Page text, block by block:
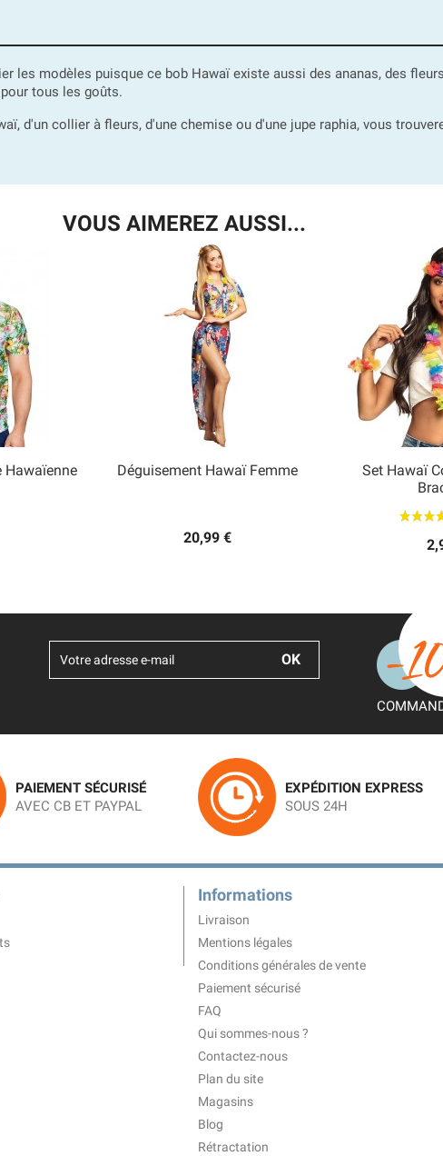
les modèles puisque ce bob Hawaï existe aussi des ananas, des
tous les goûts.
d'un collier à fleurs, d'une chemise ou d'une jupe raphia, vous
VOUS AIMEREZ AUSSI...
Hawaïenne
Déguisement Hawaï Femme
20,99 €
Set Hawaï
PAIEMENT SÉCURISÉ
AVEC CB ET PAYPAL
EXPÉDITION EXPRESS
SOUS 24H
Informations
Livraison
Mentions légales
Conditions générales de vente
Paiement sécurisé
FAQ
Qui sommes-nous ?
Contactez-nous
Plan du site
Magasins
Blog
Rétractation